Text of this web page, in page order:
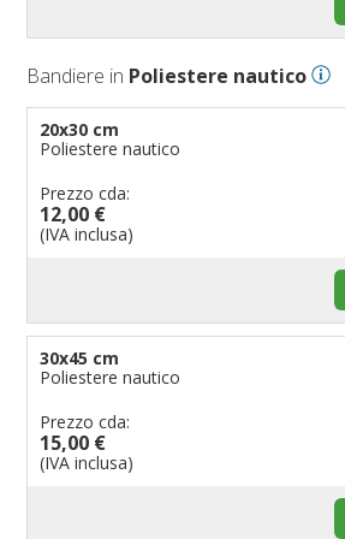
Bandiere per eventi religiosi
Bandiere per ambasciate
Bandiere per riserve naturali e parchi
Bandiere per musicisti
pennoni per bandiere
Bandiere in Poliestere nautico
20x30 cm
Poliestere nautico
Prezzo cda:
12,00 €
(IVA inclusa)
30x45 cm
Poliestere nautico
Prezzo cda:
15,00 €
(IVA inclusa)